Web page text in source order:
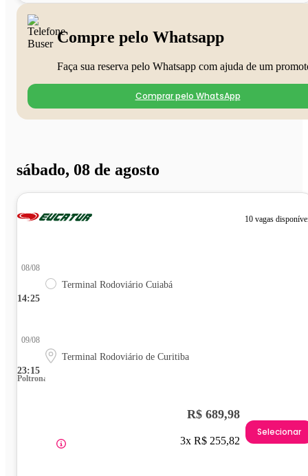
Compre pelo Whatsapp
Faça sua reserva pelo Whatsapp com ajuda de um
Comprar pelo WhatsApp
sábado, 08 de agosto
10 vagas
14:25
08/08
Terminal Rodoviário Cuiabá
23:15
09/08
Terminal Rodoviário de Curitiba
Poltrona
R$ 689,98
3x R$ 255,82
Selecionar